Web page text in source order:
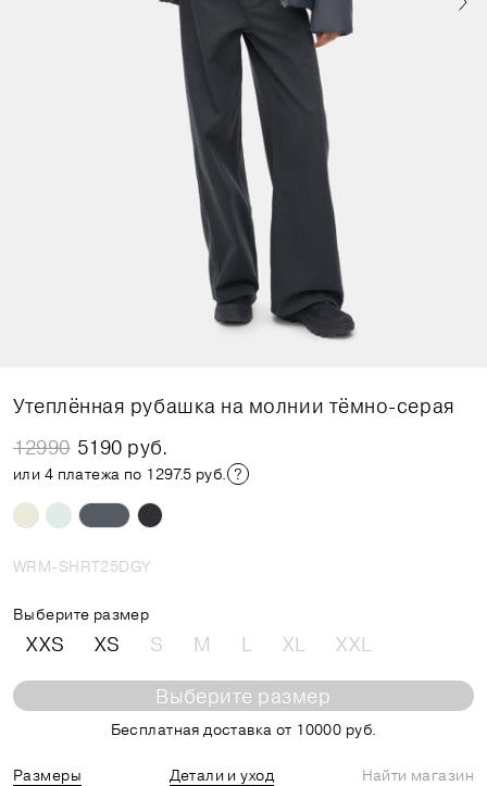
Утеплённая рубашка на молнии тёмно-серая
12990 5190 руб.
или 4 платежа по 1297.5 руб.
WRM-SHRT25DGY
Выберите размер
XXS XS S M L XL XXL
Выберите размер
Бесплатная доставка от 10000 руб.
Размеры Детали и уход
Найти магазин